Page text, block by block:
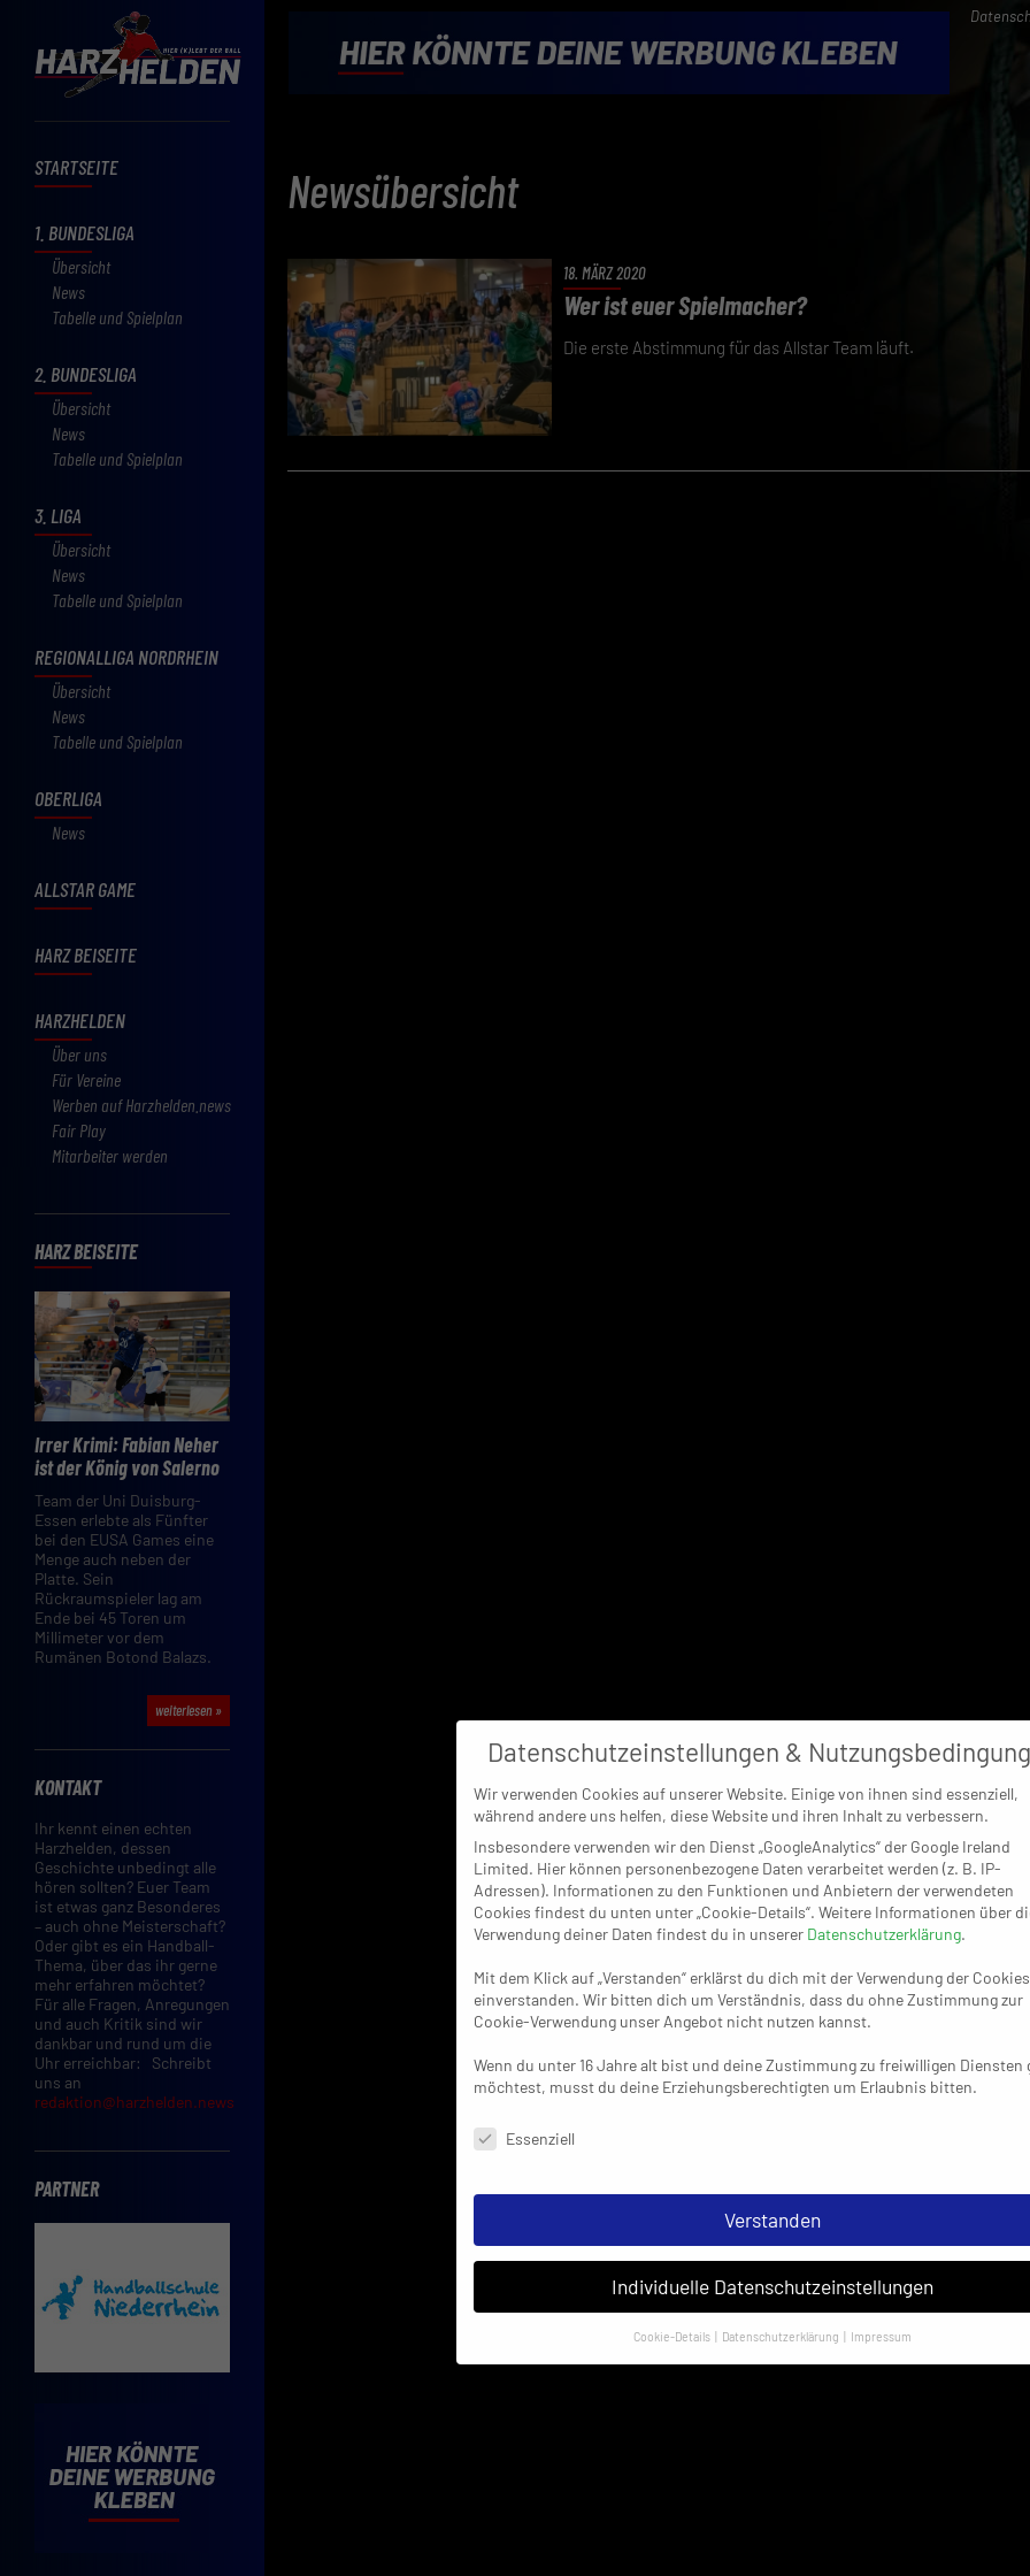
STARTSEITE
1. BUNDESLIGA
Übersicht
News
Tabelle und Spielplan
2. BUNDESLIGA
Übersicht
News
Tabelle und Spielplan
3. LIGA
Übersicht
News
Tabelle und Spielplan
REGIONALLIGA NORDRHEIN
Übersicht
News
Tabelle und Spielplan
OBERLIGA
News
ALLSTAR GAME
HARZ BEISEITE
HARZHELDEN
Über uns
Für Vereine
Werben auf Harzhelden.news
Fair Play
Mitarbeiter werden
HARZ BEISEITE
Irrer Krimi: Fabian Neher
ist der König von Salerno
Team der Uni Duisburg-
Essen erlebte als Fünfter
bei den EUSA Games eine
Menge auch neben der
Platte. Sein
Rückraumspieler lag am
Ende bei 45 Toren um
Millimeter vor dem
Rumänen Botond Balazs.
weiterlesen »
KONTAKT
Ihr kennt einen echten
Harzhelden, dessen
Geschichte unbedingt alle
hören sollten? Euer Team
ist etwas ganz Besonderes
– auch ohne Meisterschaft?
Oder gibt es ein Handball-
Thema, über das ihr gerne
mehr erfahren möchtet?
Für alle Fragen, Anregungen
und auch Kritik sind wir
dankbar und rund um die
Uhr erreichbar: Schreibt
uns an
redaktion@harzhelden.news
PARTNER
Newsübersicht
18. MÄRZ 2020
Wer ist euer Spielmacher?
Die erste Abstimmung für das Allstar Team läuft.
Datenschutzeinstellungen &
Wir verwenden Cookies auf unserer Website. Einige von ihnen sind essenziell,
während andere uns helfen, diese Website und ihren Inhalt zu verbessern.
Insbesondere verwenden wir den Dienst „GoogleAnalytics“ der Google Ireland
Limited. Hier können personenbezogene Daten verarbeitet werden (z. B. IP-
Adressen). Informationen zu den Funktionen und Anbietern der verwendeten
Cookies findest du unten unter „Cookie-Details“. Weitere Informationen über
Verwendung deiner Daten findest du in unserer Datenschutzerklärung.
Mit dem Klick auf „Verstanden“ erklärst du dich mit der Verwendung der Cookies
einverstanden. Wir bitten dich um Verständnis, dass du ohne Zustimmung zur
Cookie-Verwendung unser Angebot nicht nutzen kannst.
Wenn du unter 16 Jahre alt bist und deine Zustimmung zu freiwilligen Diensten
möchtest, musst du deine Erziehungsberechtigten um Erlaubnis bitten.
Datenschutzeinstellungen & Nutzungsbedingungen
Essenziell
Verstanden
Individuelle Datenschutzeinstellungen
Cookie-Details Datenschutzerklärung Impressum
Datenschutzeinstellungen